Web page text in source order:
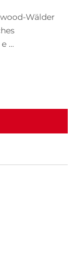
Wälder
...